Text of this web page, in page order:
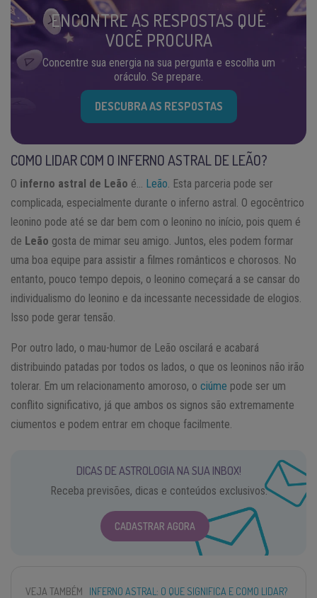
ENCONTRE AS RESPOSTAS QUE
VOCÊ PROCURA
Concentre sua energia na sua pergunta e escolha um
oráculo. Se prepare.
DESCUBRA AS RESPOSTAS
COMO LIDAR COM O INFERNO ASTRAL DE LEÃO?
O inferno astral de Leão é… Leão. Esta parceria pode ser
complicada, especialmente durante o inferno astral. O egocêntrico
leonino pode até se dar bem com o leonino no início, pois quem é
de Leão gosta de mimar seu amigo. Juntos, eles podem formar
uma boa equipe para assistir a filmes românticos e chorosos. No
entanto, pouco tempo depois, o leonino começará a se cansar do
individualismo do leonino e da incessante necessidade de elogios.
Isso pode gerar tensão.
Por outro lado, o mau-humor de Leão oscilará e acabará
distribuindo patadas por todos os lados, o que os leoninos não irão
tolerar. Em um relacionamento amoroso, o ciúme pode ser um
conflito significativo, já que ambos os signos são extremamente
ciumentos e podem entrar em choque facilmente.
DICAS DE ASTROLOGIA NA SUA INBOX!
Receba previsões, dicas e conteúdos exclusivos.
CADASTRAR AGORA
VEJA TAMBÉM INFERNO ASTRAL: O QUE SIGNIFICA E COMO LIDAR?